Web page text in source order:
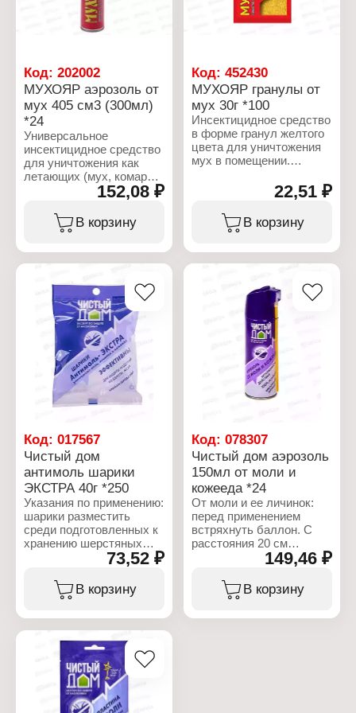
Код: 202002
МУХОЯР аэрозоль от
мух 405 см3 (300мл)
*24
Универсальное
инсектицидное средство
для уничтожения как
летающих (мух, комаров,
москитов, бабочек моли
и др.), так и ползающих
(тараканов, клопов, блох,
муравьев, кожеедов)
Торговая марка: Ваше
хозяйство
Тип товара: Средство от
насекомых
Наименование: "Мухояр"
Форма выпуска:
аэрозоль
Объем: 405 куб.см
Время действия:
мгновенное действие
(0,20%), тетраметрин
(0,18%), синергист,
растворитель, отдушка,
Габаритные размеры:
50х50х230 мм
152,08 ₽
В корзину
Код:452430
МУХОЯР гранулы от
мух 30г *100
Инсектицидное средство
в форме гранул желтого
цвета для уничтожения
мух в помещении.
инсектицидный эффект,
наличие в составе
аттрактанта
способствует охотному
горький компонент
Характеристики:
Торговая марка: Ваше
Тип товара: Средство от
Наименование: "Мухояр"
Форма выпуска: гранулы
Состав: метомил 1%,
Вес: 30 г
Габаритные размеры:
110х80х10 мм
22,51 ₽
В корзину
Код: 017567
Чистый дом
антимоль шарики
ЭКСТРА 40г *250
Указания по применению:
шарики разместить
среди подготовленных к
хранению шерстяных
вещей из расчета 2-3
шарика на одну секцию
стандартного платяного
шкафа, ящика,
средство заменить на
Характеристики:
Бренд: Чистый дом
Тип товара: Средство от
73,52 ₽
В корзину
Код:078307
Чистый дом аэрозоль
150мл от моли и
кожееда *24
От моли и ее личинок:
перед применением
встряхнуть баллон. С
расстояния 20 см
обработать внутренние
чемоданов, коробок. От
кожееда: плинтусы под
149,46 ₽
В корзину